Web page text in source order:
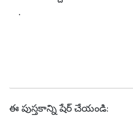
.
ఈ పుస్తకాన్ని షేర్ చేయండి: